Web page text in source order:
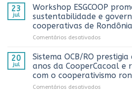
promovida
pela
Cooperativa
Vilhena
OCB/RO
recebe
do
Projeto
Rondônia
23
jul
Workshop ESGCOOP
sustentabilidade e
cooperativas de Rondônia
Comentários desativados
ESGCOOP
promove
debate
sobre
20
jul
Sistema OCB/RO
anos da CooperCacoal e
com o cooperativismo
Comentários desativados